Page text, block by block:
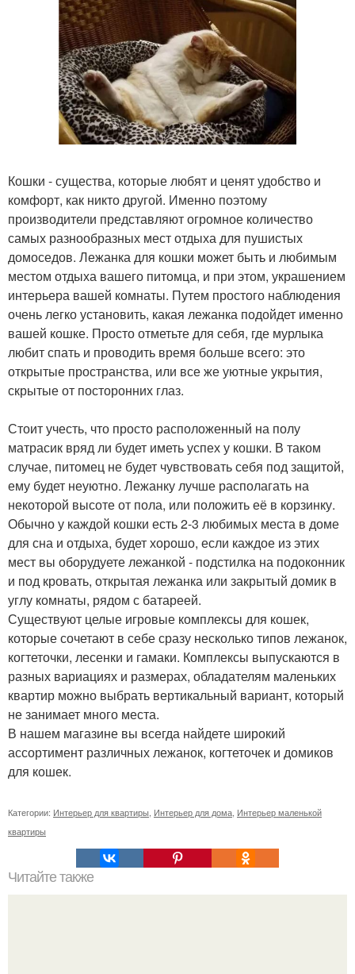
Кошки - существа, которые любят и ценят удобство и
комфорт, как никто другой. Именно поэтому
производители представляют огромное количество
самых разнообразных мест отдыха для пушистых
домоседов. Лежанка для кошки может быть и любимым
местом отдыха вашего питомца, и при этом, украшением
интерьера вашей комнаты. Путем простого наблюдения
очень легко установить, какая лежанка подойдет именно
вашей кошке. Просто отметьте для себя, где мурлыка
любит спать и проводить время больше всего: это
открытые пространства, или все же уютные укрытия,
скрытые от посторонних глаз.
Стоит учесть, что просто расположенный на полу
матрасик вряд ли будет иметь успех у кошки. В таком
случае, питомец не будет чувствовать себя под защитой,
ему будет неуютно. Лежанку лучше располагать на
некоторой высоте от пола, или положить её в корзинку.
Обычно у каждой кошки есть 2-3 любимых места в доме
для сна и отдыха, будет хорошо, если каждое из этих
мест вы оборудуете лежанкой - подстилка на подоконник
и под кровать, открытая лежанка или закрытый домик в
углу комнаты, рядом с батареей.
Существуют целые игровые комплексы для кошек,
которые сочетают в себе сразу несколько типов лежанок,
когтеточки, лесенки и гамаки. Комплексы выпускаются в
разных вариациях и размерах, обладателям маленьких
квартир можно выбрать вертикальный вариант, который
не занимает много места.
В нашем магазине вы всегда найдете широкий
ассортимент различных лежанок, когтеточек и домиков
для кошек.
Категории: Интерьер для квартиры Интерьер для дома Интерьер маленькой
квартиры
Читайте также